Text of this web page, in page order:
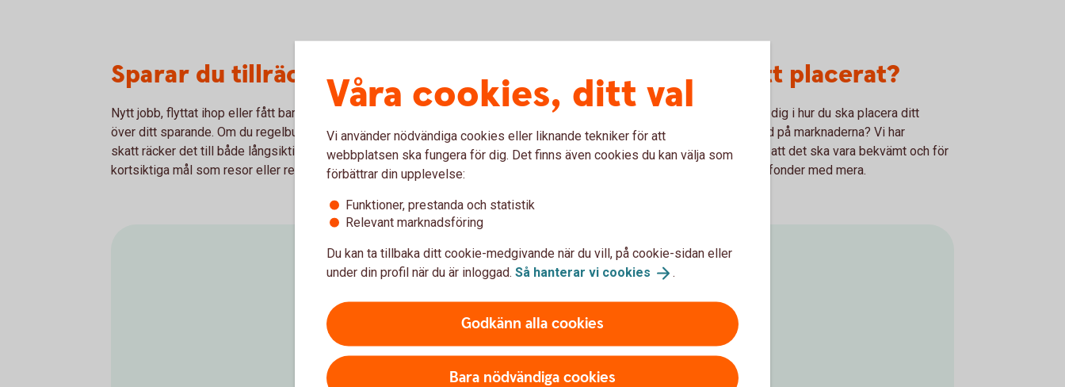
Sparar du tillräckligt?
Nytt jobb, flyttat ihop eller fått barn? Mycket kan ha hänt sedan du sist såg
över ditt sparande. Om du regelbundet sparar tio procent av din lön efter
skatt räcker det till både långsiktigt sparande för pensionen och
kortsiktiga mål som resor eller renoveringar.
Är ditt sparande rätt placerat?
Har du inte tid eller intresse att engagera dig i hur du ska placera ditt
sparande – eller är du aktiv och följer med på marknaderna? Vi har
placeringsalternativ både för dig som vill att det ska vara bekvämt och för
dig som gillar att handla själv med aktier, fonder med mera.
Frågor?
Våra cookies, ditt val
Vi använder nödvändiga cookies eller liknande tekniker för att
webbplatsen ska fungera för dig. Det finns även cookies du kan välja som
förbättrar din upplevelse:
Funktioner, prestanda och statistik
Relevant marknadsföring
Du kan ta tillbaka ditt cookie-medgivande när du vill, på cookie-sidan eller
under din profil när du är inloggad. Så hanterar vi cookies .
Godkänn alla cookies
Bara nödvändiga cookies